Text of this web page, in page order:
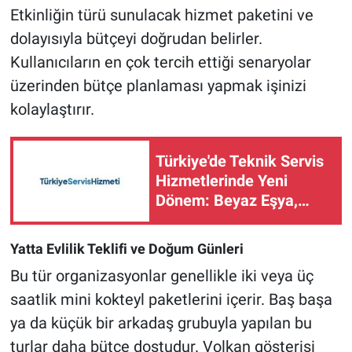
Etkinliğin türü sunulacak hizmet paketini ve
dolayısıyla bütçeyi doğrudan belirler.
Kullanıcıların en çok tercih ettiği senaryolar
üzerinden bütçe planlaması yapmak işinizi
kolaylaştırır.
Türkiye'de Teknik Servis
Hizmetlerinde Yeni
Dönem: Beyaz Eşya,
Klima, Kombi ve Oto
Servis Çözümleri Tek
Platformda
Yatta Evlilik Teklifi ve Doğum Günleri
Bu tür organizasyonlar genellikle iki veya üç
saatlik mini kokteyl paketlerini içerir. Baş başa
ya da küçük bir arkadaş grubuyla yapılan bu
turlar daha bütçe dostudur. Volkan gösterisi